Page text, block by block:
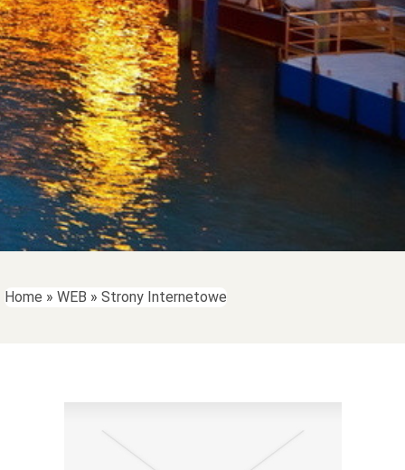
Home » WEB » Strony Internetowe